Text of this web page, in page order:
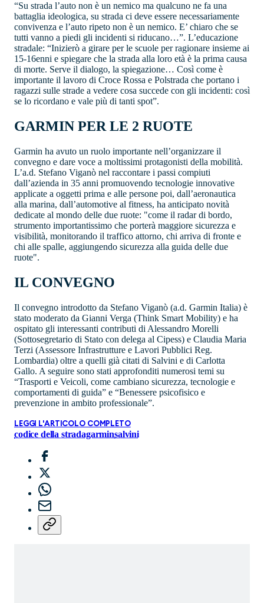
“Su strada l’auto non è un nemico ma qualcuno ne fa una
battaglia ideologica, su strada ci deve essere necessariamente
convivenza e l’auto ripeto non è un nemico. E’ chiaro che se
tutti vanno a piedi gli incidenti si riducano…”. L’educazione
stradale: “Inizierò a girare per le scuole per ragionare insieme ai
15-16enni e spiegare che la strada alla loro età è la prima causa
di morte. Serve il dialogo, la spiegazione… Così come è
importante il lavoro di Croce Rossa e Polstrada che portano i
ragazzi sulle strade a vedere cosa succede con gli incidenti: così
se lo ricordano e vale più di tanti spot”.
GARMIN PER LE 2 RUOTE
Garmin ha avuto un ruolo importante nell’organizzare il
convegno e dare voce a moltissimi protagonisti della mobilità.
L’a.d. Stefano Viganò nel raccontare i passi compiuti
dall’azienda in 35 anni promuovendo tecnologie innovative
applicate a oggetti prima e alle persone poi, dall’aeronautica
alla marina, dall’automotive al fitness, ha anticipato novità
dedicate al mondo delle due ruote: "come il radar di bordo,
strumento importantissimo che porterà maggiore sicurezza e
visibilità, monitorando il traffico attorno, chi arriva di fronte e
chi alle spalle, aggiungendo sicurezza alla guida delle due
ruote".
IL CONVEGNO
Il convegno introdotto da Stefano Viganò (a.d. Garmin Italia) è
stato moderato da Gianni Verga (Think Smart Mobility) e ha
ospitato gli interessanti contributi di Alessandro Morelli
(Sottosegretario di Stato con delega al Cipess) e Claudia Maria
Terzi (Assessore Infrastrutture e Lavori Pubblici Reg.
Lombardia) oltre a quelli già citati di Salvini e di Carlotta
Gallo. A seguire sono stati approfonditi numerosi temi su
“Trasporti e Veicoli, come cambiano sicurezza, tecnologie e
comportamenti di guida” e “Benessere psicofisico e
prevenzione in ambito professionale”.
LEGGI L'ARTICOLO COMPLETO
codice della stradagarminsalvini